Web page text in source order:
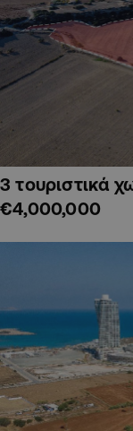
3 τουριστικά
€4,000,000